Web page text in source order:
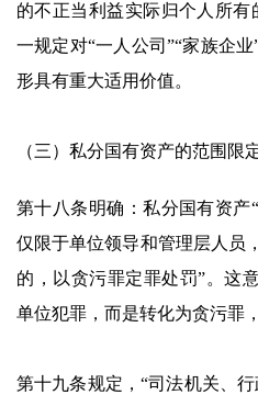
的不正当利益实际归个人所
一规定对“一人公司”“家族企
形具有重大适用价值。
（三）私分国有资产的范围限
第十八条明确：私分国有资产
仅限于单位领导和管理层人员
的，以贪污罪定罪处罚”。这
单位犯罪，而是转化为贪污罪
第十九条规定，“司法机关、